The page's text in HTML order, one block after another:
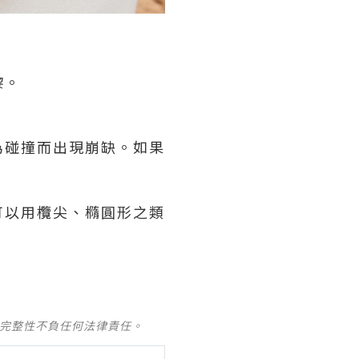
撞而出現崩缺。如果
用欖尖、橢圓形之類
整性不負任何法律責任。